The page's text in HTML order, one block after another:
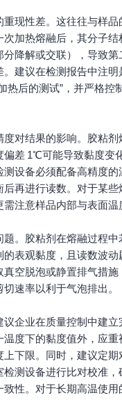
重现性差。这往往与样品
次加热熔融后，其分子结
分降解或交联），导致第
建议在检测报告中注明
热后的测试”，并严格控
度对结果的影响。胶粘剂
偏差 1℃可能导致黏度变
测设备必须配备高精度的
后再进行读数。对于某些
注意样品内部与表面温
。胶粘剂在熔融过程中
的表观黏度，且读数波动
真空脱泡或静置排气措施
速率以利于气泡排出。
议企业在质量控制中建立
度下的黏度值外，应重
上下限。同时，建议定期
检测设备进行比对校准，
致性。对于长期高温使用